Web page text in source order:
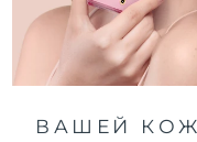
ВАШЕЙ
Нидерланды
Новая Зеландия